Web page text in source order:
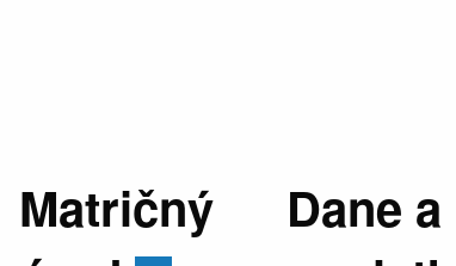
Matričný
Dane a